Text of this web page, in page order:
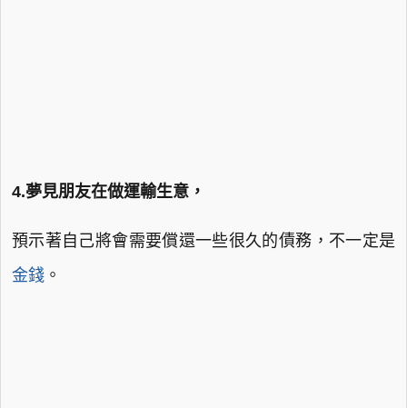
4.夢見朋友在做運輸生意，
預示著自己將會需要償還一些很久的債務，不一定是
金錢 。